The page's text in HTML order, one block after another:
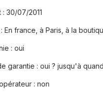
30/07/2011
En france, à Paris, à la
: oui
garantie : oui ? jusqu'à
: non